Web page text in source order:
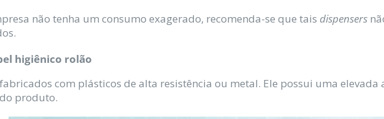
não tenha um consumo exagerado, recomenda-se que tais dispensers
higiênico rolão
com plásticos de alta resistência ou metal. Ele possui uma
produto.